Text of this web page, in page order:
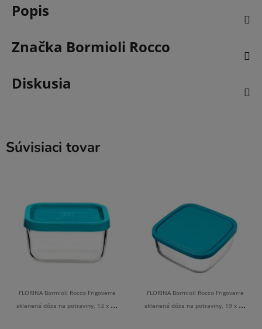
Popis
Značka Bormioli Rocco
Diskusia
Súvisiaci tovar
FLORINA Bormioli Rocco Frigoverre
sklenená dóza na potraviny, 13 x 10
FLORINA Bormioli Rocco Frigoverre
sklenená dóza na potraviny, 19 x 19